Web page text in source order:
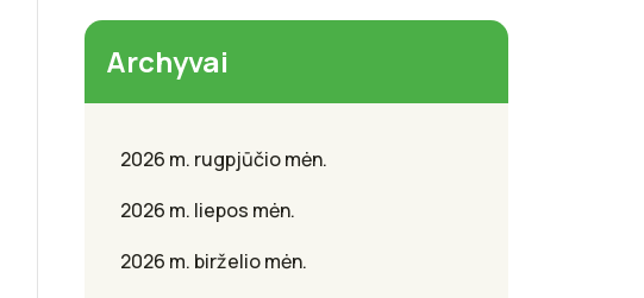
Archyvai
2026 m. rugpjūčio mėn.
2026 m. liepos mėn.
2026 m. birželio mėn.